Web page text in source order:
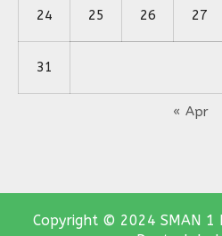
24 25 26 27
31
« Apr
Copyright © 2024 SMAN 1